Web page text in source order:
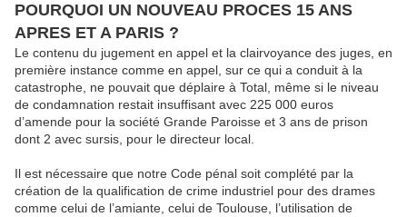
POURQUOI UN NOUVEAU PROCES 15 ANS
APRES ET A PARIS ?
Le contenu du jugement en appel et la clairvoyance des juges, en
première instance comme en appel, sur ce qui a conduit à la
catastrophe, ne pouvait que déplaire à Total, même si le niveau
de condamnation restait insuffisant avec 225 000 euros
d’amende pour la société Grande Paroisse et 3 ans de prison
dont 2 avec sursis, pour le directeur local.
Il est nécessaire que notre Code pénal soit complété par la
création de la qualification de crime industriel pour des drames
comme celui de l’amiante, celui de Toulouse, l’utilisation de